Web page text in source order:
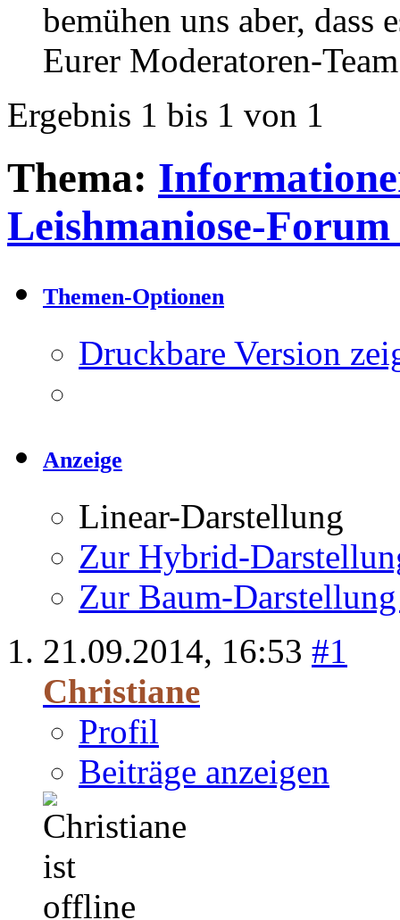
bemühen uns aber, dass
Eurer Moderatoren-Team
Ergebnis 1 bis 1 von 1
Thema:
Leishmaniose-Forum
Themen-Optionen
Druckbare Version
Anzeige
Linear-Darstellung
Zur Hybrid-
Zur Baum-
21.09.2014, 16:53 #1
Christiane
Profil
Beiträge anzeigen